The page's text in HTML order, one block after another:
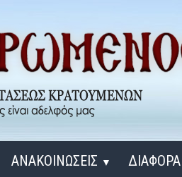
ΑΝΑΚΟΙΝΩΣΕΙΣ ▼ ΔΙΑΦΟΡΑ